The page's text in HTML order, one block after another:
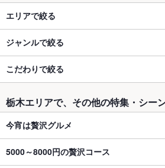
エリアで絞る
ジャンルで絞る
こだわりで絞る
栃木エリアで、その他の特集・シー
今宵は贅沢グルメ
5000～8000円の贅沢コース